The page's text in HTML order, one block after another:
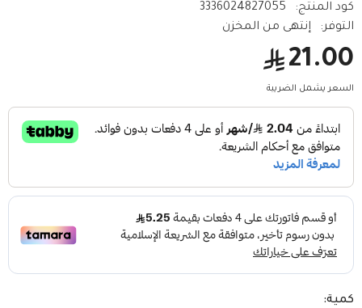
كود المنتج:
3336024827055
التوفر:
إنتهى من المخزن
21.00
السعر يشمل الضريبة
كمية: